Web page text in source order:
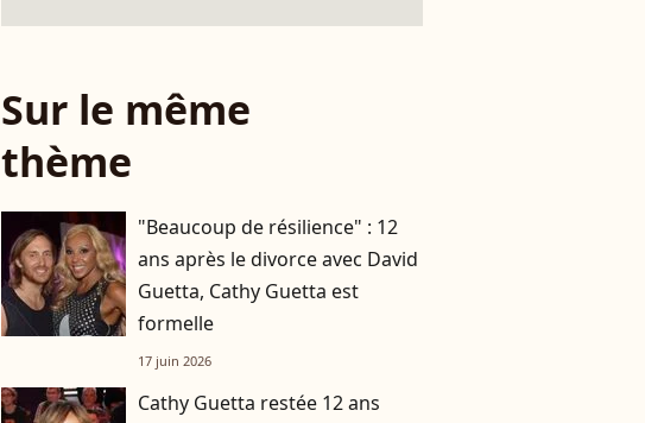
Sur le même
thème
"Beaucoup de résilience" : 12
ans après le divorce avec David
Guetta, Cathy Guetta est
formelle
17 juin 2026
Cathy Guetta restée 12 ans